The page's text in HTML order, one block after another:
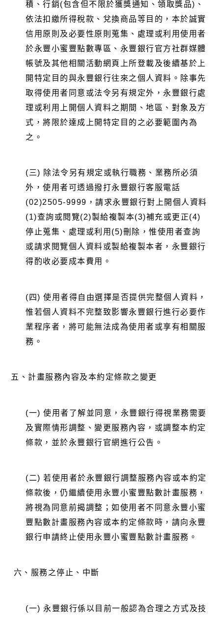
積、行銷(包含但不限於獲獎通知、領取獎品)、
依法扣繳所得稅款、兌換商品等目的，本於誠實
信用原則及必要性原則蒐集、處理或利用使用者
於永豐小蜜豐點數專區、永豐銀行官方社群媒體
帳號及其他相關活動網頁上所登載及後續基於上
開特定目的與永豐銀行往來之個人資料。除事先
取得使用者同意或法令另有規定外，永豐銀行處
理或利用上開個人資料之期間、地區、對象及方
式，將限於達成上開特定目的之必要範圍內為
之。
(三) 除法令另有規定或執行職務、業務所必須
外，使用者可透過撥打永豐銀行客服電話
(02)2505-9999，請求永豐銀行對上開個人資料
(1)查詢或閱覽(2)製給複製本(3)補充或更正(4)
停止蒐集、處理或利用(5)刪除，惟使用者查詢
或請求閱覽個人資料或製給複製本者，永豐銀行
得酌收必要成本費用。
(四) 使用者得自由選擇是否提供完整個人資料，
惟若個人資料不完整致影響永豐銀行進行必要作
業程序者，將可能無法成為使用者或享有相關服
務。
五、 計畫服務內容及本約定條款之變更
(一) 使用者了解並同意，永豐銀行得視業務需要
及實際情形調整、變更服務內容，或調整本約定
條款，並於永豐銀行官網進行公告。
(二) 若使用者於永豐銀行調整服務內容或本約定
條款後，仍繼續使用永豐小蜜豐點數計畫服務，
將視為同意前揭調整；如使用者不同意永豐小蜜
豐點數計畫服務內容或本約定條款時，請向永豐
銀行申請終止使用永豐小蜜豐點數計畫服務。
六、 服務之停止、中斷
(一) 永豐銀行係以目前一般認為合理之方式及技